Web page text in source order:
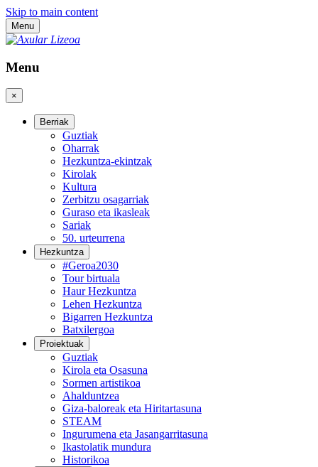
Skip to main content
Menu
Menu
×
Berriak
Guztiak
Oharrak
Hezkuntza-ekintzak
Kirolak
Kultura
Zerbitzu osagarriak
Guraso eta ikasleak
Sariak
50. urteurrena
Hezkuntza
#Geroa2030
Tour birtuala
Haur Hezkuntza
Lehen Hezkuntza
Bigarren Hezkuntza
Batxilergoa
Proiektuak
Guztiak
Kirola eta Osasuna
Sormen artistikoa
Ahalduntzea
Giza-baloreak eta Hiritartasuna
STEAM
Ingurumena eta Jasangarritasuna
Ikastolatik mundura
Historikoa